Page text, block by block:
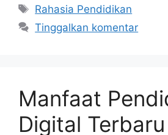
Tag
Rahasia Pendidikan
Tinggalkan komentar
Manfaat
Digital Terbaru